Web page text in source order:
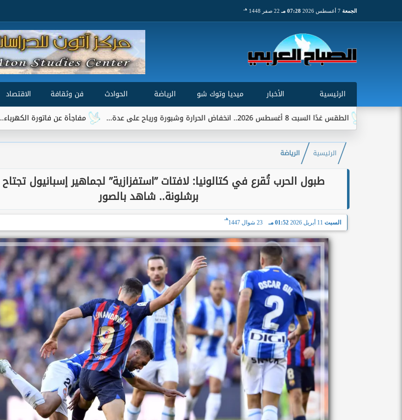
الجمعة 07:28 مـ 22 صفر 1448 هـ
الرئيسية الأخبار ميديا وتوك شو الرياضة الحوادث فن وثقافة الاقتصاد
مفاجأة عن فاتورة الكهرباء.. جهاز واحد يتصدر أغسطس 2026.. انخفاض الحرارة وشبورة ورياح على عدة...
الرئيسية الرياضة
طبول الحرب تُقرع في كتالونيا: لافتات ”استفزازية” لجماهير إسبانيول
برشلونة.. شاهد بالصور
السبت 01:52 مـ 23 شوال 1447
هـ